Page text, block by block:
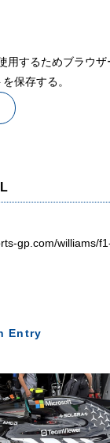
用するためブラウ
保存する。
gp.com/williams/
Entry